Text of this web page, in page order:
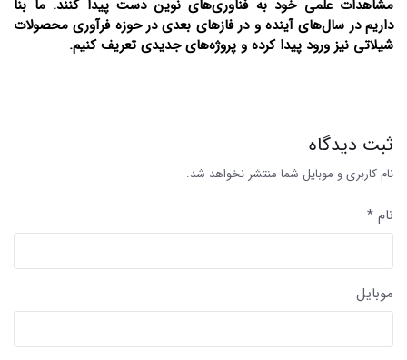
مشاهدات علمی خود به فناوری‌های نوین دست پیدا کنند. ما بنا
داریم در سال‌های آینده و در فازهای بعدی در حوزه فرآوری محصولات
شیلاتی نیز ورود پیدا کرده و پروژه‌های جدیدی تعریف کنیم.
ثبت دیدگاه
نام کاربری و موبایل شما منتشر نخواهد شد.
نام *
موبایل